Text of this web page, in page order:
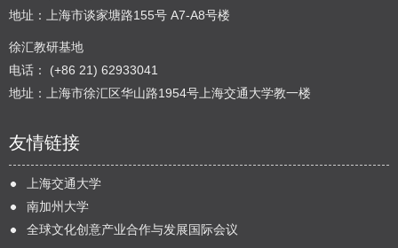
地址：上海市谈家塘路155号 A7-A8号楼
徐汇教研基地
电话： (+86 21) 62933041
地址：上海市徐汇区华山路1954号上海交通大学教一楼
友情链接
上海交通大学
南加州大学
全球文化创意产业合作与发展国际会议